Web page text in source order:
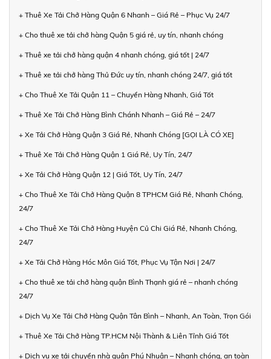
+ Thuê Xe Tải Chở Hàng Quận 6 Nhanh – Giá Rẻ – Phục Vụ 24/7
+ Cho thuê xe tải chở hàng Quận 5 giá rẻ, uy tín, nhanh chóng
+ Thuê xe tải chở hàng quận 4 nhanh chóng, giá tốt | 24/7
+ Thuê xe tải chở hàng Thủ Đức uy tín, nhanh chóng 24/7, giá tốt
+ Cho Thuê Xe Tải Quận 11 – Chuyển Hàng Nhanh, Giá Tốt
+ Thuê Xe Tải Chở Hàng Bình Chánh Nhanh – Giá Rẻ – 24/7
+ Xe Tải Chở Hàng Quận 3 Giá Rẻ, Nhanh Chóng [GỌI LÀ CÓ XE]
+ Thuê Xe Tải Chở Hàng Quận 1 Giá Rẻ, Uy Tín, 24/7
+ Xe Tải Chở Hàng Quận 12 | Giá Tốt, Uy Tín, 24/7
+ Cho Thuê Xe Tải Chở Hàng Quận 8 TPHCM Giá Rẻ, Nhanh Chóng,
24/7
+ Cho Thuê Xe Tải Chở Hàng Huyện Củ Chi Giá Rẻ, Nhanh Chóng,
24/7
+ Xe Tải Chở Hàng Hóc Môn Giá Tốt, Phục Vụ Tận Nơi | 24/7
+ Cho thuê xe tải chở hàng quận Bình Thạnh giá rẻ – nhanh chóng
24/7
+ Dịch Vụ Xe Tải Chở Hàng Quận Tân Bình – Nhanh, An Toàn, Trọn Gói
+ Thuê Xe Tải Chở Hàng TP.HCM Nội Thành & Liên Tỉnh Giá Tốt
+ Dịch vụ xe tải chuyển nhà quận Phú Nhuận – Nhanh chóng, an toàn